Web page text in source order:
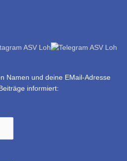
Namen und deine EMail-Adresse
informiert: